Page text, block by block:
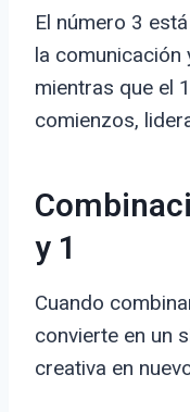
El número 3
la comunicación
mientras que el
comienzos,
y 1
Cuando
convierte en un
creativa en